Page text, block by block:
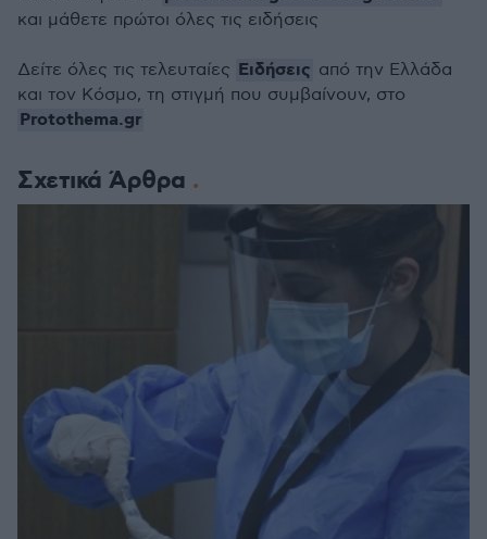
Σχετικά Άρθρα
και μάθετε πρώτοι όλες τις ειδήσεις
Δείτε όλες τις τελευταίες Ειδήσεις από την Ελλάδα
και τον Κόσμο, τη στιγμή που συμβαίνουν, στο
Protothema.gr